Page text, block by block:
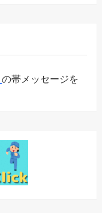
の帯メッセージを